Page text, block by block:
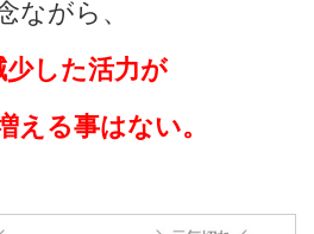
ながら、
少した活力が
える事はない。